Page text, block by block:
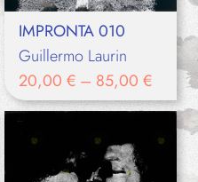
IMPRONTA 010
Guillermo Laurin
20,00 € – 85,00 €